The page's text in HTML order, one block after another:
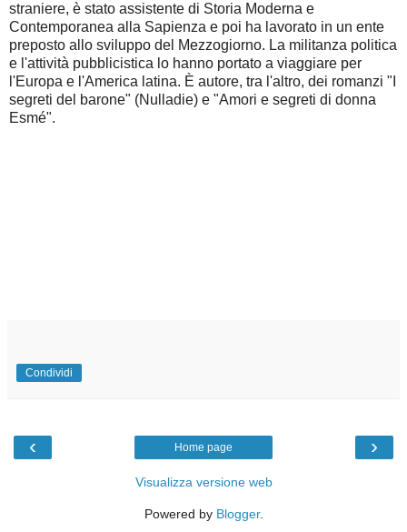
straniere, è stato assistente di Storia Moderna e
Contemporanea alla Sapienza e poi ha lavorato in un ente
preposto allo sviluppo del Mezzogiorno. La militanza politica
e l'attività pubblicistica lo hanno portato a viaggiare per
l'Europa e l'America latina. È autore, tra l'altro, dei romanzi "I
segreti del barone" (Nulladie) e "Amori e segreti di donna
Esmé".
Condividi
‹ ›
Home page
Visualizza versione web
Powered by Blogger.